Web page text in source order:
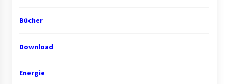
Bücher
Download
Energie